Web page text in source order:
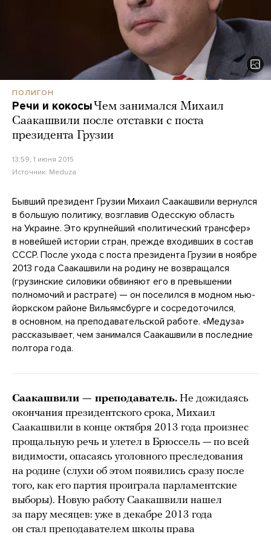
ПОЛИГОН
Речи и кокосы Чем занимался Михаил
Саакашвили после отставки с поста
президента Грузии
13:59, 1 июня 2015
Источник: Meduza
Бывший президент Грузии Михаил Саакашвили вернулся
в большую политику, возглавив Одесскую область
на Украине. Это крупнейший «политический трансфер»
в новейшей истории стран, прежде входивших в состав
СССР. После ухода с поста президента Грузии в ноябре
2013 года Саакашвили на родину не возвращался
(грузинские силовики обвиняют его в превышении
полномочий и растрате) — он поселился в модном нью-
йоркском районе Вильямсбурге и сосредоточился,
в основном, на преподавательской работе. «Медуза»
рассказывает, чем занимался Саакашвили в последние
полтора года.
Саакашвили — преподаватель. Не дожидаясь
окончания президентского срока, Михаил
Саакашвили в конце октября 2013 года произнес
прощальную речь и улетел в Брюссель — по всей
видимости, опасаясь уголовного преследования
на родине (слухи об этом появились сразу после
того, как его партия проиграла парламентские
выборы). Новую работу Саакашвили нашел
за пару месяцев: уже в декабре 2013 года
он стал преподавателем школы права